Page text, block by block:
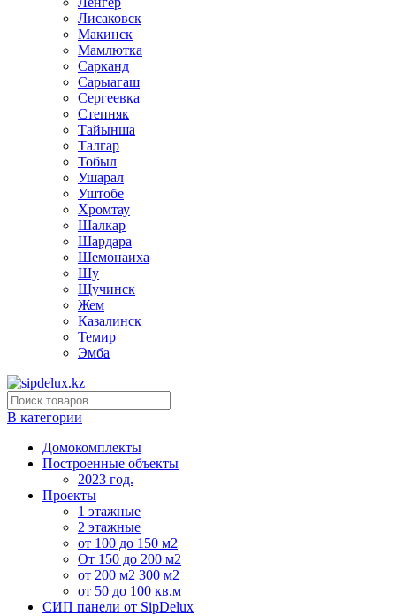
Лисаковск
Макинск
Мамлютка
Сарканд
Сарыагаш
Сергеевка
Степняк
Тайынша
Талгар
Тобыл
Ушарал
Уштобе
Хромтау
Шалкар
Шардара
Шемонаиха
Шу
Щучинск
Жем
Казалинск
Темир
Эмба
В категории
Домокомплекты
Построенные объекты
2023 год.
Проекты
1 этажные
2 этажные
от 100 до 150 м2
От 150 до 200 м2
от 200 м2 300 м2
от 50 до 100 кв.м
СИП панели от SipDelux